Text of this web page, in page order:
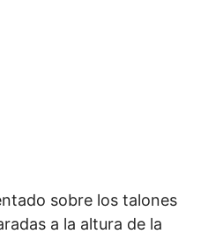
sobre los talones
a la altura de la